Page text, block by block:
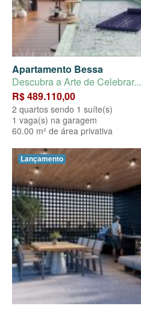
Apartamento Bessa
Descubra a Arte de Celebrar...
R$ 489.110,00
2 quartos sendo 1 suíte(s)
1 vaga(s) na garagem
60.00 m² de área privativa
Lançamento